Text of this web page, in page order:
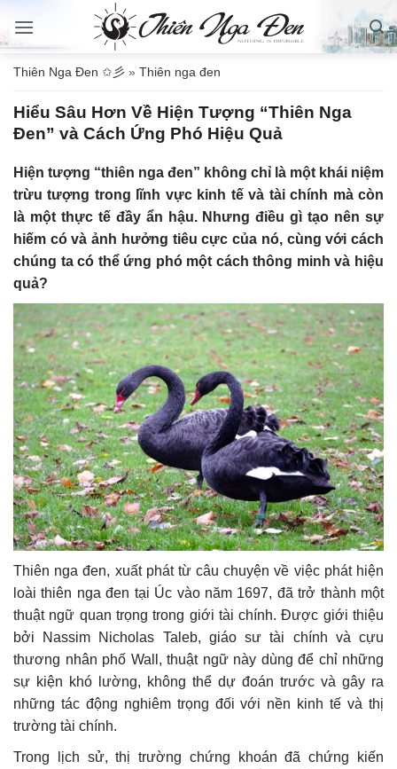
qua
dungThiên Nga Đen ✩彡 » Thiên nga đen
Hiểu Sâu Hơn Về Hiện Tượng “Thiên Nga
Đen” và Cách Ứng Phó Hiệu Quả
Hiện tượng “thiên nga đen” không chỉ là một khái niệm
trừu tượng trong lĩnh vực kinh tế và tài chính mà còn
là một thực tế đầy ẩn hậu. Nhưng điều gì tạo nên sự
hiếm có và ảnh hưởng tiêu cực của nó, cùng với cách
chúng ta có thể ứng phó một cách thông minh và hiệu
quả?
Thiên nga đen, xuất phát từ câu chuyện về việc phát hiện
loài thiên nga đen tại Úc vào năm 1697, đã trở thành một
thuật ngữ quan trọng trong giới tài chính. Được giới thiệu
bởi Nassim Nicholas Taleb, giáo sư tài chính và cựu
thương nhân phố Wall, thuật ngữ này dùng để chỉ những
sự kiện khó lường, không thể dự đoán trước và gây ra
những tác động nghiêm trọng đối với nền kinh tế và thị
trường tài chính.
Trong lịch sử, thị trường chứng khoán đã chứng kiến